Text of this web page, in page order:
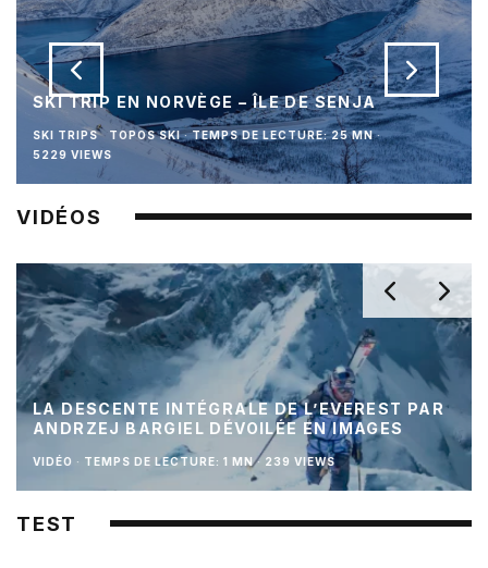
SKI TRIP EN NORVÈGE – ÎLE DE SENJA
SKI TRIPS TOPOS SKI · TEMPS DE LECTURE: 25 MN ·
5229 VIEWS
VIDÉOS
LA DESCENTE INTÉGRALE DE L’EVEREST PAR
ANDRZEJ BARGIEL DÉVOILÉE EN IMAGES
VIDÉO · TEMPS DE LECTURE: 1 MN · 239 VIEWS
TEST